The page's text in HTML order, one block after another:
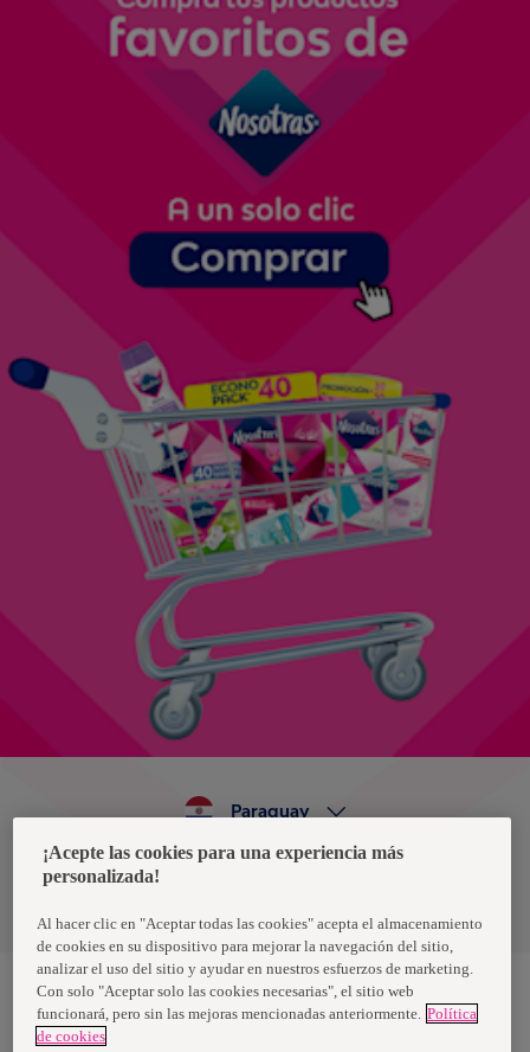
Política de privacidad de datos
Paraguay
Nosotras, una marca de Essity - una compañía global líder en
higiene y salud. Cada día, mil millones de personas, en todo el
¡Acepte las cookies para una experiencia más
personalizada!
Al hacer clic en "Aceptar todas las cookies" acepta el almacenamiento
de cookies en su dispositivo para mejorar la navegación del sitio,
analizar el uso del sitio y ayudar en nuestros esfuerzos de marketing.
Con solo "Aceptar solo las cookies necesarias", el sitio web
funcionará, pero sin las mejoras mencionadas anteriormente. Política
de cookies